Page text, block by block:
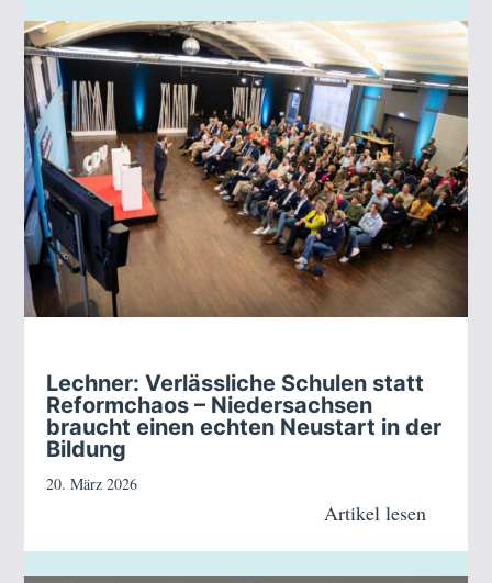
Lechner: Verlässliche Schulen statt
Reformchaos – Niedersachsen
braucht einen echten Neustart in der
Bildung
20. März 2026
Artikel lesen